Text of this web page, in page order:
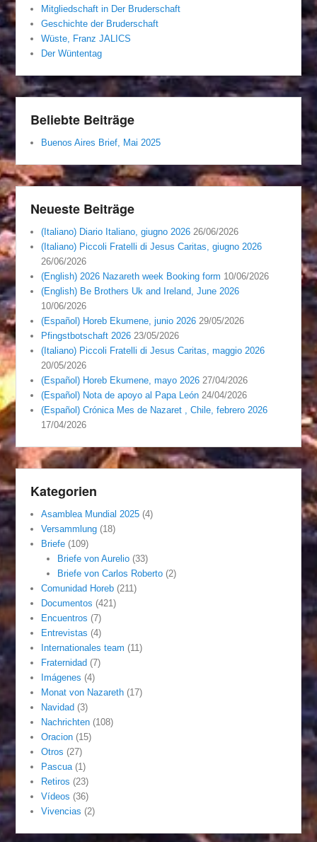
Mitgliedschaft in Der Bruderschaft
Geschichte der Bruderschaft
Wüste, Franz JALICS
Der Wüntentag
Beliebte Beiträge
Buenos Aires Brief, Mai 2025
Neueste Beiträge
(Italiano) Diario Italiano, giugno 2026 26/06/2026
(Italiano) Piccoli Fratelli di Jesus Caritas, giugno 2026
26/06/2026
(English) 2026 Nazareth week Booking form 10/06/2026
(English) Be Brothers Uk and Ireland, June 2026
10/06/2026
(Español) Horeb Ekumene, junio 2026 29/05/2026
Pfingstbotschaft 2026 23/05/2026
(Italiano) Piccoli Fratelli di Jesus Caritas, maggio 2026
20/05/2026
(Español) Horeb Ekumene, mayo 2026 27/04/2026
(Español) Nota de apoyo al Papa León 24/04/2026
(Español) Crónica Mes de Nazaret , Chile, febrero 2026
17/04/2026
Kategorien
Asamblea Mundial 2025 (4)
Versammlung (18)
Briefe (109)
Briefe von Aurelio(33)
Briefe von Carlos Roberto(2)
Comunidad Horeb (211)
Documentos (421)
Encuentros (7)
Entrevistas (4)
Internationales team (11)
Fraternidad (7)
Imágenes (4)
Monat von Nazareth (17)
Navidad (3)
Nachrichten (108)
Oracion (15)
Otros (27)
Pascua (1)
Retiros (23)
Vídeos (36)
Vivencias (2)